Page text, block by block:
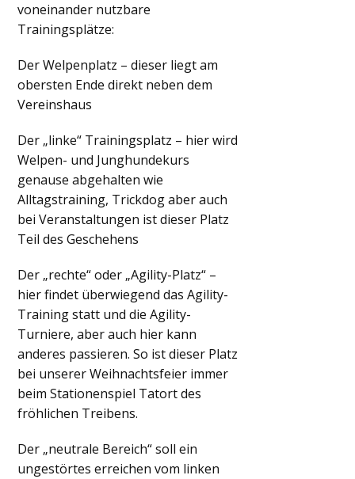
voneinander nutzbare
Trainingsplätze:
Der Welpenplatz – dieser liegt am
obersten Ende direkt neben dem
Vereinshaus
Der „linke“ Trainingsplatz – hier wird
Welpen- und Junghundekurs
genause abgehalten wie
Alltagstraining, Trickdog aber auch
bei Veranstaltungen ist dieser Platz
Teil des Geschehens
Der „rechte“ oder „Agility-Platz“ –
hier findet überwiegend das Agility-
Training statt und die Agility-
Turniere, aber auch hier kann
anderes passieren. So ist dieser Platz
bei unserer Weihnachtsfeier immer
beim Stationenspiel Tatort des
fröhlichen Treibens.
Der „neutrale Bereich“ soll ein
ungestörtes erreichen vom linken